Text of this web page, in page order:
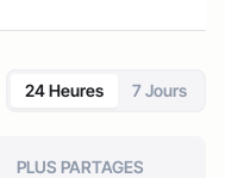
24 Heures 7 Jours
PLUS PARTAGES